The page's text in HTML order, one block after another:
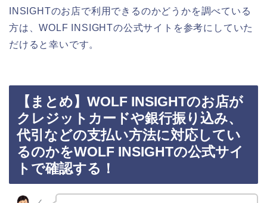
INSIGHTのお店で利用できるのかどうかを調べている
方は、WOLF INSIGHTの公式サイトを参考にしていた
だけると幸いです。
【まとめ】WOLF INSIGHTのお店が
クレジットカードや銀行振り込み、
代引などの支払い方法に対応してい
るのかをWOLF INSIGHTの公式サイ
トで確認する！